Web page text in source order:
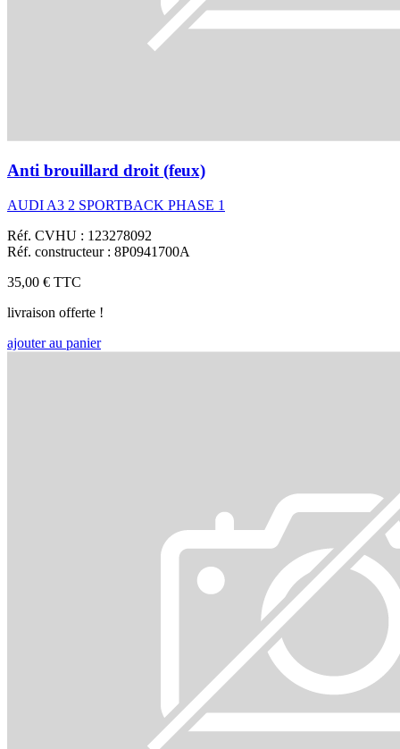
Anti brouillard droit (feux)
AUDI A3 2 SPORTBACK PHASE 1
Réf. CVHU : 123278092
Réf. constructeur : 8P0941700A
35,00 € TTC
livraison offerte !
ajouter au panier